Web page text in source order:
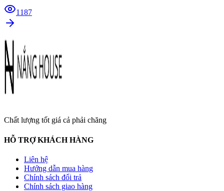
1187
Chất lượng tốt giá cả phải chăng
HỖ TRỢ KHÁCH HÀNG
Liên hệ
Hướng dẫn mua hàng
Chính sách đổi trả
Chính sách giao hàng